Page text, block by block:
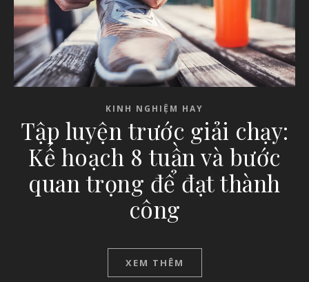
KINH NGHIỆM HAY
Tập luyện trước giải chạy:
Kế hoạch 8 tuần và bước
quan trọng để đạt thành
công
XEM THÊM